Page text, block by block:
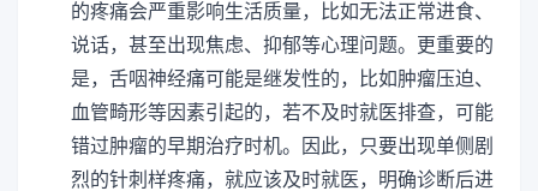
的疼痛会严重影响生活质量，比如无法正常进食、
说话，甚至出现焦虑、抑郁等心理问题。更重要的
是，舌咽神经痛可能是继发性的，比如肿瘤压迫、
血管畸形等因素引起的，若不及时就医排查，可能
错过肿瘤的早期治疗时机。因此，只要出现单侧剧
烈的针刺样疼痛，就应该及时就医，明确诊断后进